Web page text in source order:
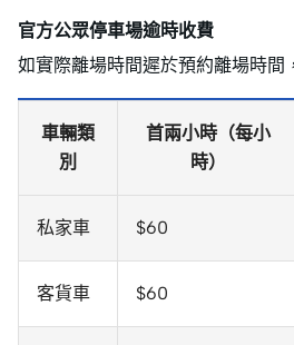
官方公眾停車場逾時收費
如實際離場時間遲於預約離場時間
車輛類
別
首兩小時（每小
時）
私家車 $60
客貨車 $60